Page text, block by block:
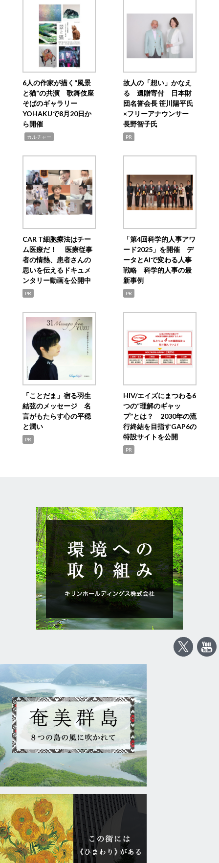
6人の作家が描く“風景
と猫”の共演 歌舞伎座
そばのギャラリー
YOHAKUで8月20日か
ら開催
カルチャー
故人の「想い」かなえ
る 遺贈寄付 日本財
団名誉会長 笹川陽平氏
×フリーアナウンサー
長野智子氏
PR
CAR T細胞療法はチー
ム医療だ！ 医療従事
者の情熱、患者さんの
思いを伝えるドキュメ
ンタリー動画を公開中
PR
「第4回科学的人事アワ
ード2025」を開催 デ
ータとAIで変わる人事
戦略 科学的人事の最
新事例
PR
「ことだま」宿る羽生
結弦のメッセージ 名
言がもたらす心の平穏
と潤い
PR
HIV/エイズにまつわる6
つの“理解のギャッ
プ”とは？ 2030年の流
行終結を目指すGAP6の
特設サイトを公開
PR